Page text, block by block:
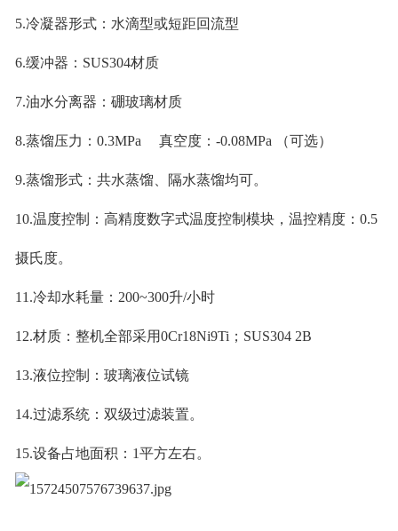
5.冷凝器形式：水滴型或短距回流型
6.缓冲器：SUS304材质
7.油水分离器：硼玻璃材质
8.蒸馏压力：0.3MPa 真空度：-0.08MPa （可选）
9.蒸馏形式：共水蒸馏、隔水蒸馏均可。
10.温度控制：高精度数字式温度控制模块，温控精度：0.5
摄氏度。
11.冷却水耗量：200~300升/小时
12.材质：整机全部采用0Cr18Ni9Ti；SUS304 2B
13.液位控制：玻璃液位试镜
14.过滤系统：双级过滤装置。
15.设备占地面积：1平方左右。